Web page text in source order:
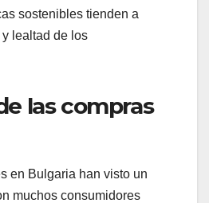
sostenibles tienden a
lealtad de los
las compras
en Bulgaria han visto un
muchos consumidores